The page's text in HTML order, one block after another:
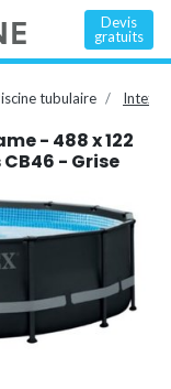
Devis
gratuits
tubulaire Intex
- 488 x 122
- Grise